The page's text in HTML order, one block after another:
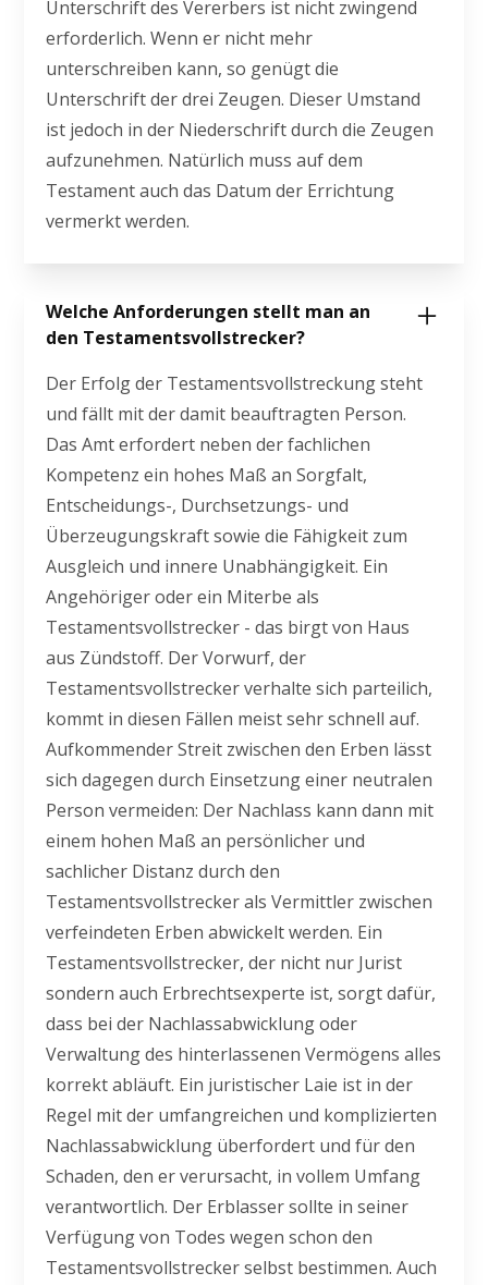
Unterschrift des Vererbers ist nicht zwingend
erforderlich. Wenn er nicht mehr
unterschreiben kann, so genügt die
Unterschrift der drei Zeugen. Dieser Umstand
ist jedoch in der Niederschrift durch die Zeugen
aufzunehmen. Natürlich muss auf dem
Testament auch das Datum der Errichtung
vermerkt werden.
Welche Anforderungen stellt man an
den Testamentsvollstrecker?
Der Erfolg der Testamentsvollstreckung steht
und fällt mit der damit beauftragten Person.
Das Amt erfordert neben der fachlichen
Kompetenz ein hohes Maß an Sorgfalt,
Entscheidungs-, Durchsetzungs- und
Überzeugungskraft sowie die Fähigkeit zum
Ausgleich und innere Unabhängigkeit. Ein
Angehöriger oder ein Miterbe als
Testamentsvollstrecker - das birgt von Haus
aus Zündstoff. Der Vorwurf, der
Testamentsvollstrecker verhalte sich parteilich,
kommt in diesen Fällen meist sehr schnell auf.
Aufkommender Streit zwischen den Erben lässt
sich dagegen durch Einsetzung einer neutralen
Person vermeiden: Der Nachlass kann dann mit
einem hohen Maß an persönlicher und
sachlicher Distanz durch den
Testamentsvollstrecker als Vermittler zwischen
verfeindeten Erben abwickelt werden. Ein
Testamentsvollstrecker, der nicht nur Jurist
sondern auch Erbrechtsexperte ist, sorgt dafür,
dass bei der Nachlassabwicklung oder
Verwaltung des hinterlassenen Vermögens alles
korrekt abläuft. Ein juristischer Laie ist in der
Regel mit der umfangreichen und komplizierten
Nachlassabwicklung überfordert und für den
Schaden, den er verursacht, in vollem Umfang
verantwortlich. Der Erblasser sollte in seiner
Verfügung von Todes wegen schon den
Testamentsvollstrecker selbst bestimmen. Auch